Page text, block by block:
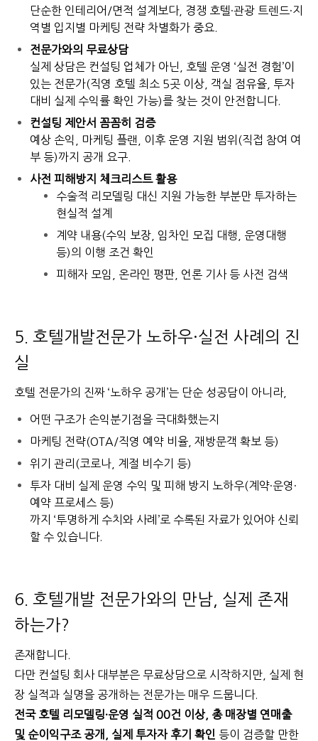
단순한 인테리어/면적 설계보다, 경쟁 호텔·관광 트렌드·지
역별 입지별 마케팅 전략 차별화가 중요.
전문가와의 무료상담
실제 상담은 컨설팅 업체가 아닌, 호텔 운영 ‘실전 경험’이
있는 전문가(직영 호텔 최소 5곳 이상, 객실 점유율, 투자
대비 실제 수익률 확인 가능)를 찾는 것이 안전합니다.
컨설팅 제안서 꼼꼼히 검증
예상 손익, 마케팅 플랜, 이후 운영 지원 범위(직접 참여 여
부 등)까지 공개 요구.
사전 피해방지 체크리스트 활용
수술적 리모델링 대신 지원 가능한 부분만 투자하는
현실적 설계
계약 내용(수익 보장, 임차인 모집 대행, 운영대행
등)의 이행 조건 확인
피해자 모임, 온라인 평판, 언론 기사 등 사전 검색
5. 호텔개발전문가 노하우·실전 사례의 진
실
호텔 전문가의 진짜 ‘노하우 공개’는 단순 성공담이 아니라,
어떤 구조가 손익분기점을 극대화했는지
마케팅 전략(OTA/직영 예약 비율, 재방문객 확보 등)
위기 관리(코로나, 계절 비수기 등)
투자 대비 실제 운영 수익 및 피해 방지 노하우(계약·운영·
예약 프로세스 등)
까지 ‘투명하게 수치와 사례’로 수록된 자료가 있어야 신뢰
할 수 있습니다.
6. 호텔개발 전문가와의 만남, 실제 존재
하는가?
존재합니다.
다만 컨설팅 회사 대부분은 무료상담으로 시작하지만, 실제 현
장 실적과 실명을 공개하는 전문가는 매우 드뭅니다.
전국 호텔 리모델링·운영 실적 00건 이상, 총 매장별 연매출
및 순이익구조 공개, 실제 투자자 후기 확인 등이 검증할 만한